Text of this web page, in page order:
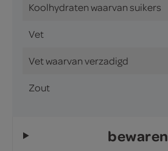
Koolhydraten waarvan suikers
Vet
Vet waarvan verzadigd
Zout
bewaren